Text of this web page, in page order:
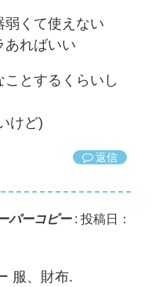
弱くて使えない
あればいい
とするくらいし
けど)
返信
パーコピー: 投稿日：
服、財布.